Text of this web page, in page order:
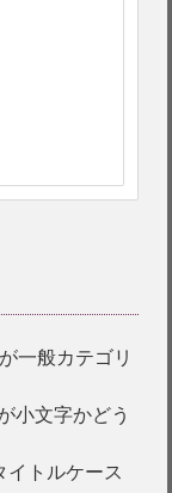
一般カテゴリ
小文字かどう
イトルケース